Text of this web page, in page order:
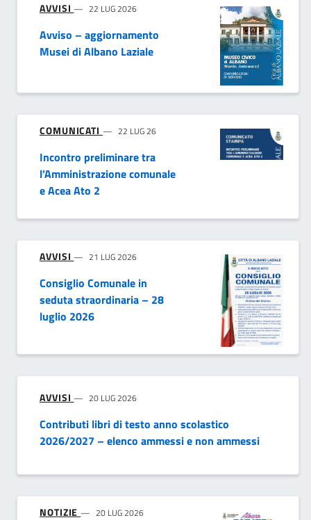
AVVISI 22 LUG 2026
Avviso – aggiornamento
Musei di Albano Laziale
COMUNICATI 22 LUG 26
Incontro preliminare tra
l’Amministrazione comunale
e Acea Ato 2
AVVISI 21 LUG 2026
Consiglio Comunale in
seduta straordinaria – 28
luglio 2026
AVVISI 20 LUG 2026
Contributi libri di testo anno scolastico
2026/2027 – elenco ammessi e non ammessi
NOTIZIE 20 LUG 2026